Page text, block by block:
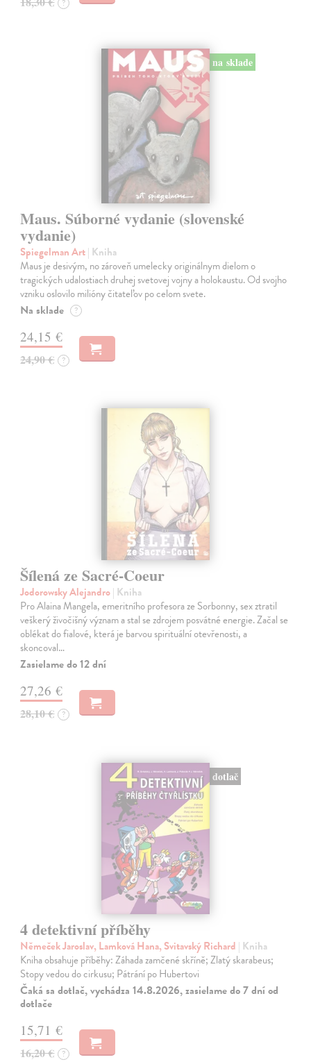
?
na sklade
Maus. Súborné vydanie (slovenské
vydanie)
Spiegelman Art| Kniha
Maus je desivým, no zároveň umelecky originálnym dielom o
tragických udalostiach druhej svetovej vojny a holokaustu. Od svojho
vzniku oslovilo milióny čitateľov po celom svete.
Na sklade ?
24,15 €
24,90 € ?
Šílená ze Sacré-Coeur
Jodorowsky Alejandro| Kniha
Pro Alaina Mangela, emeritního profesora ze Sorbonny, sex ztratil
veškerý živočišný význam a stal se zdrojem posvátné energie. Začal se
oblékat do fialové, která je barvou spirituální otevřenosti, a
skoncoval…
Zasielame do 12 dní
27,26 €
28,10 € ?
dotlač
4 detektivní příběhy
Němeček Jaroslav, Lamková Hana, Svitavský Richard | Kniha
Kniha obsahuje příběhy: Záhada zamčené skříně; Zlatý skarabeus;
Stopy vedou do cirkusu; Pátrání po Hubertovi
Čaká sa dotlač, vychádza 14.8.2026, zasielame do 7 dní od
dotlače
15,71 €
16,20 € ?